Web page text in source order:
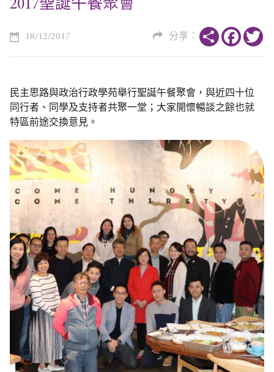
2017聖誕午餐聚會
18/12/2017 分享： Share
民主思路與政治行政學苑舉行聖誕午餐聚會，與近四十位
同行者、同學及支持者共聚一堂；大家開懷暢談之餘也就
特區前途交換意見。